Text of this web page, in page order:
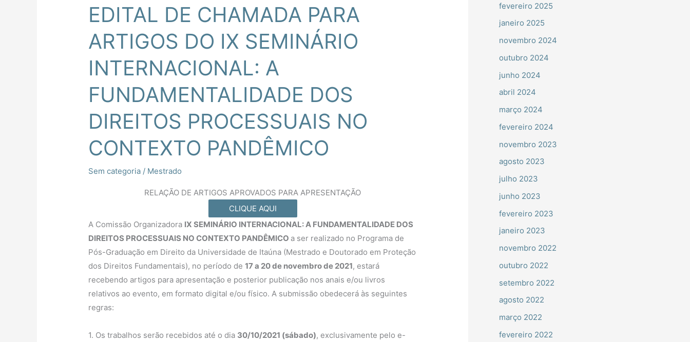
EDITAL DE CHAMADA PARA
ARTIGOS DO IX SEMINÁRIO
INTERNACIONAL: A
FUNDAMENTALIDADE DOS
DIREITOS PROCESSUAIS NO
CONTEXTO PANDÊMICO
Sem categoria / Mestrado
RELAÇÃO DE ARTIGOS APROVADOS PARA APRESENTAÇÃO
CLIQUE AQUI
A Comissão Organizadora IX SEMINÁRIO INTERNACIONAL: A FUNDAMENTALIDADE DOS
DIREITOS PROCESSUAIS NO CONTEXTO PANDÊMICO a ser realizado no Programa de
Pós-Graduação em Direito da Universidade de Itaúna (Mestrado e Doutorado em Proteção
dos Direitos Fundamentais), no período de17 a 20 de novembro de 2021, estará
recebendo artigos para apresentação e posterior publicação nos anais e/ou livros
relativos ao evento, em formato digital e/ou físico. A submissão obedecerá às seguintes
regras:
1. Os trabalhos serão recebidos até o dia 30/10/2021 (sábado), exclusivamente pelo e-
fevereiro 2025
janeiro 2025
novembro 2024
outubro 2024
junho 2024
abril 2024
março 2024
fevereiro 2024
novembro 2023
agosto 2023
julho 2023
junho 2023
fevereiro 2023
janeiro 2023
novembro 2022
outubro 2022
setembro 2022
agosto 2022
março 2022
fevereiro 2022